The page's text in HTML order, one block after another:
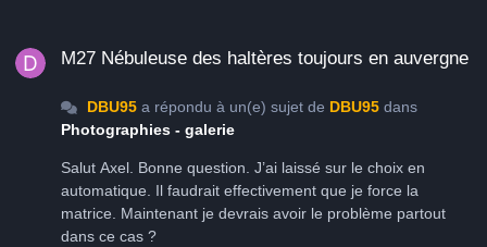
M27 Nébuleuse des haltères toujours en auvergne
DBU95a répondu à un(e) sujet de DBU95dans
Photographies - galerie
Salut Axel. Bonne question. J’ai laissé sur le choix en
automatique. Il faudrait effectivement que je force la
matrice. Maintenant je devrais avoir le problème partout
dans ce cas ?